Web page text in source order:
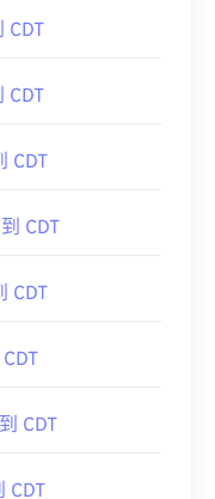
CDT
CDT
CDT
CDT
CDT
CDT
CDT